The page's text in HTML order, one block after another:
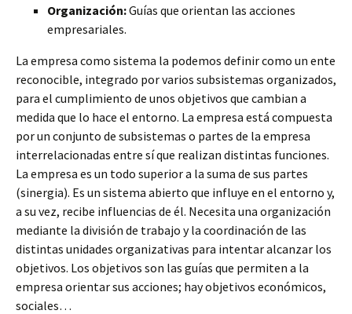
Organización:Guías que orientan las acciones
empresariales.
La empresa como sistema la podemos definir como un ente
reconocible, integrado por varios subsistemas organizados,
para el cumplimiento de unos objetivos que cambian a
medida que lo hace el entorno. La empresa está compuesta
por un conjunto de subsistemas o partes de la empresa
interrelacionadas entre sí que realizan distintas funciones.
La empresa es un todo superior a la suma de sus partes
(sinergia). Es un sistema abierto que influye en el entorno y,
a su vez, recibe influencias de él. Necesita una organización
mediante la división de trabajo y la coordinación de las
distintas unidades organizativas para intentar alcanzar los
objetivos. Los objetivos son las guías que permiten a la
empresa orientar sus acciones; hay objetivos económicos,
sociales…